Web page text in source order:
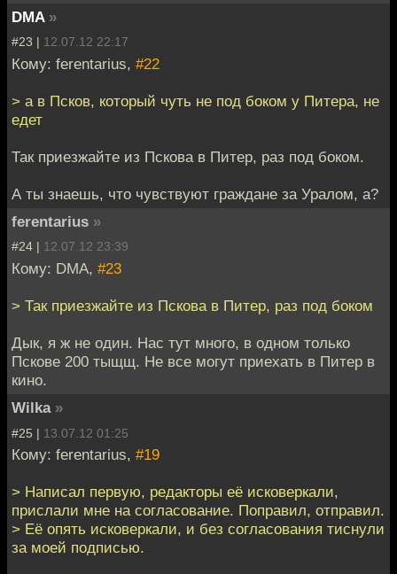
DMA »
#23 | 12.07.12 22:17
Кому: ferentarius, #22
> а в Псков, который чуть не под боком у Питера, не
едет
Так приезжайте из Пскова в Питер, раз под боком.
А ты знаешь, что чувствуют граждане за Уралом, а?
ferentarius »
#24 | 12.07.12 23:39
Кому: DMA, #23
> Так приезжайте из Пскова в Питер, раз под боком
Дык, я ж не один. Нас тут много, в одном только
Пскове 200 тыщщ. Не все могут приехать в Питер в
кино.
Wilka »
#25 | 13.07.12 01:25
Кому: ferentarius, #19
> Написал первую, редакторы её исковеркали,
прислали мне на согласование. Поправил, отправил.
> Её опять исковеркали, и без согласования тиснули
за моей подписью.